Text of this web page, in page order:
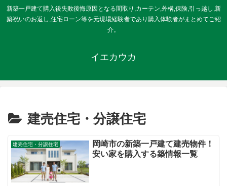
新築一戸建て購入後失敗後悔原因となる間取り,カーテン,外構,保険,引っ越し,新
築祝いのお返し,住宅ローン等を元現場経験者であり購入体験者がまとめてご紹
介。
イエカウカ
建売住宅・分譲住宅
建売住宅・分譲住宅
岡崎市の新築一戸建て建売物件！
安い家を購入する築情報一覧